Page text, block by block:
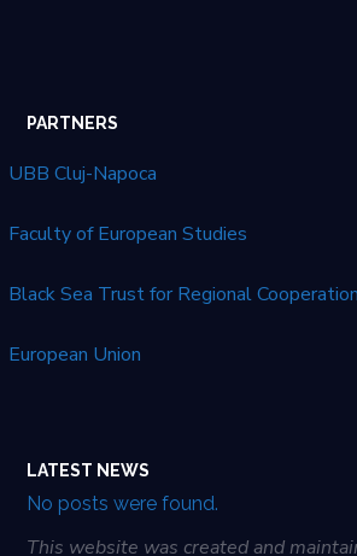
PARTNERS
UBB Cluj-Napoca
Faculty of European Studies
Black Sea Trust for Regional Cooperation
European Union
LATEST NEWS
No posts were found.
This website was created and